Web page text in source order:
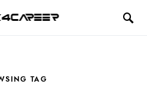
TAG